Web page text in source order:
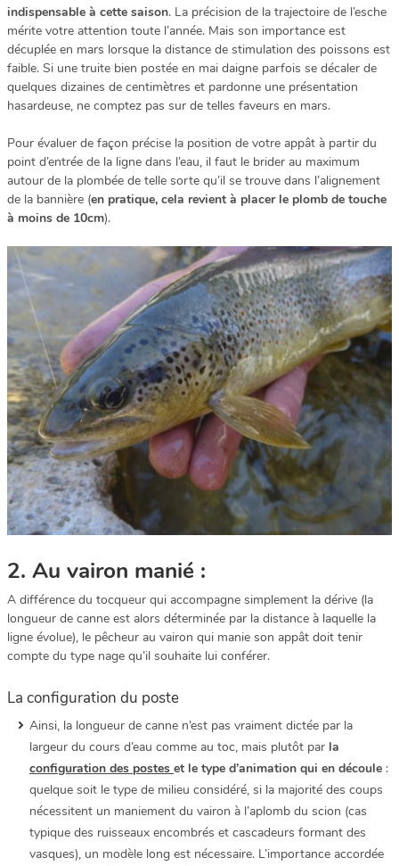
indispensable à cette saison. La précision de la trajectoire de l’esche
mérite votre attention toute l’année. Mais son importance est
décuplée en mars lorsque la distance de stimulation des poissons est
faible. Si une truite bien postée en mai daigne parfois se décaler de
quelques dizaines de centimètres et pardonne une présentation
hasardeuse, ne comptez pas sur de telles faveurs en mars.
Pour évaluer de façon précise la position de votre appât à partir du
point d’entrée de la ligne dans l’eau, il faut le brider au maximum
autour de la plombée de telle sorte qu’il se trouve dans l’alignement
de la bannière (en pratique, cela revient à placer le plomb de touche
à moins de 10cm).
2. Au vairon manié :
A différence du tocqueur qui accompagne simplement la dérive (la
longueur de canne est alors déterminée par la distance à laquelle la
ligne évolue), le pêcheur au vairon qui manie son appât doit tenir
compte du type nage qu’il souhaite lui conférer.
La configuration du poste
Ainsi, la longueur de canne n’est pas vraiment dictée par la
largeur du cours d’eau comme au toc, mais plutôt par la
configuration des postes et le type d’animation qui en découle :
quelque soit le type de milieu considéré, si la majorité des coups
nécessitent un maniement du vairon à l’aplomb du scion (cas
typique des ruisseaux encombrés et cascadeurs formant des
vasques), un modèle long est nécessaire. L’importance accordée